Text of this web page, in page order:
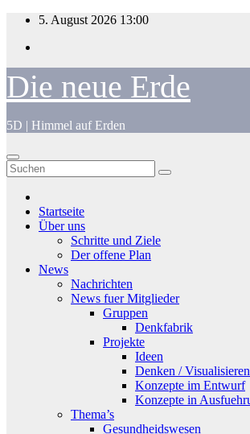
Zum
springen
5. August 2026 13:00
Die neue Erde
5D | Himmel auf Erden
Startseite
Über uns
Schritte und Ziele
Der offene Plan
News
Nachrichten
News fuer Mitglieder
Gruppen
Denkfabrik
Projekte
Ideen
Denken /
Konzepte im Entwurf
Konzepte in
Thema’s
Gesundheidswesen